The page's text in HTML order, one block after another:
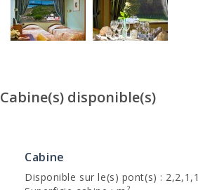
Cabine(s) disponible(s)
Cabine
Disponible sur le(s) pont(s) : 2,2,1,1